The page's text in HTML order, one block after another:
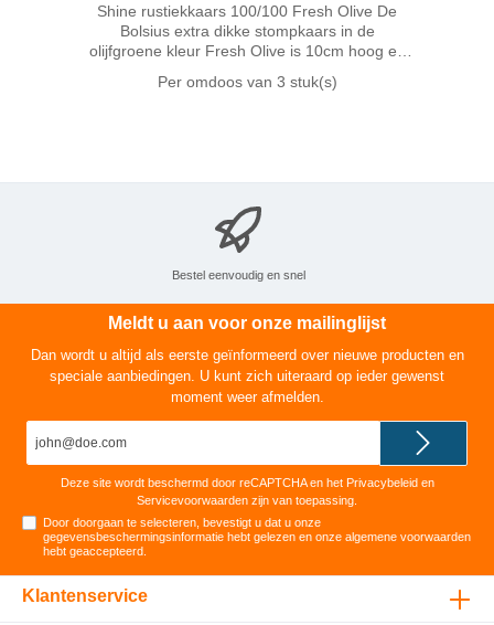
Shine rustiekkaars 100/100 Fresh Olive De
Bolsius extra dikke stompkaars in de
olijfgroene kleur Fresh Olive is 10cm hoog en
diepe frisse kleur; dat is Fresh Olive! Zo breng
Per omdoos van 3 stuk(s)
Bestel eenvoudig en snel
Meldt u aan voor onze mailinglijst
Dan wordt u altijd als eerste geïnformeerd over nieuwe producten en
speciale aanbiedingen. U kunt zich uiteraard op ieder gewenst
moment weer afmelden.
Deze site wordt beschermd door reCAPTCHA en het Privacybeleiden
Servicevoorwaarden zijn van toepassing.
Door doorgaan te selecteren, bevestigt u dat u onze
gegevensbeschermingsinformatie hebt gelezen en onzealgemene voorwaarden
hebt geaccepteerd
Klantenservice